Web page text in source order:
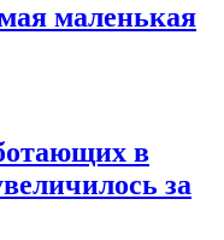
маленькая
в
за